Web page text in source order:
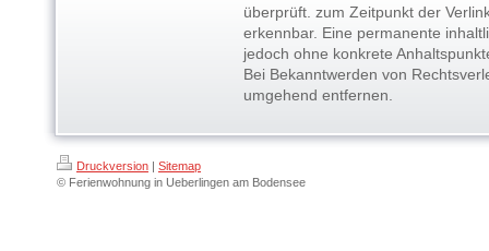
überprüft. zum Zeitpunkt der
erkennbar. Eine permanente
jedoch ohne konkrete
Bei Bekanntwerden von
umgehend entfernen.
Druckversion | Sitemap
© Ferienwohnung in Ueberlingen am Bodensee